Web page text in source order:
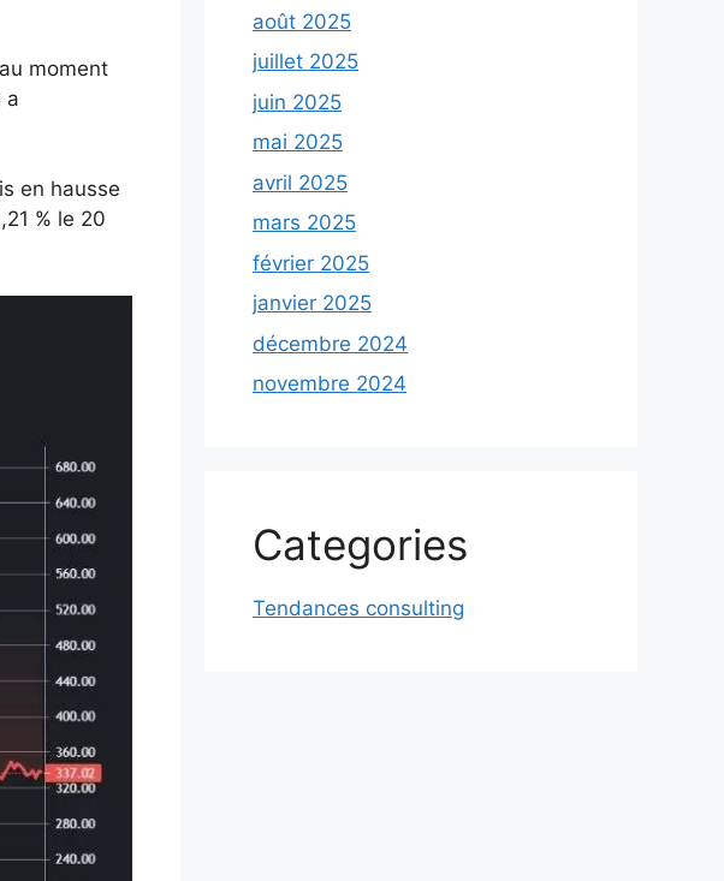
moment
a
en hausse
% le 20
août 2025
juillet 2025
juin 2025
mai 2025
avril 2025
mars 2025
février 2025
janvier 2025
décembre 2024
novembre 2024
Categories
Tendances consulting